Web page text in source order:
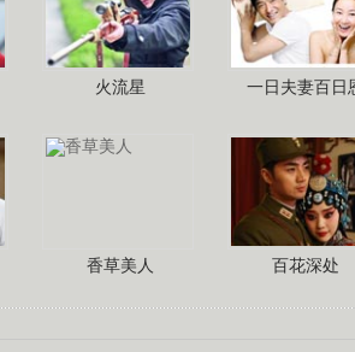
火流星 一日夫妻百日
香草美人 百花深处